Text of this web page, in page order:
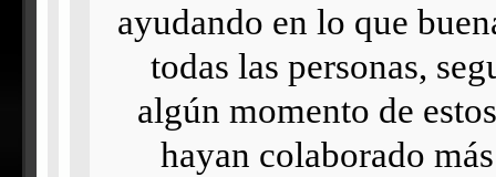
ayudando en lo que
todas las personas,
algún momento de
hayan colaborado